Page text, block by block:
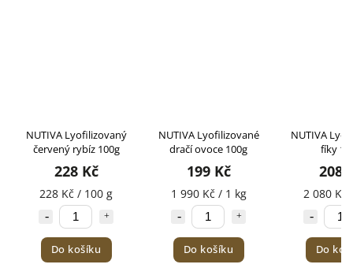
NUTIVA Lyofilizovaný
červený rybíz 100g
228 Kč
228 Kč / 100 g
Do košíku
NUTIVA Lyofilizované
dračí ovoce 100g
199 Kč
1 990 Kč / 1 kg
Do košíku
NUTIVA
fíky
208
2 080 Kč
Do